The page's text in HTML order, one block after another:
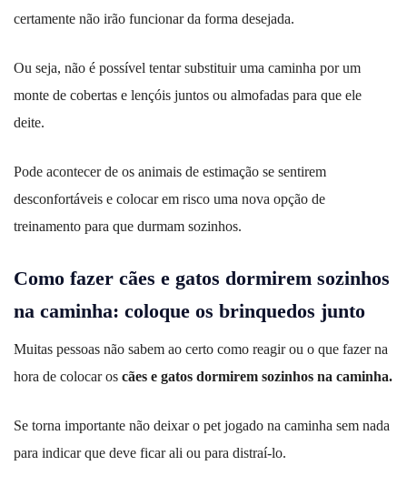
certamente não irão funcionar da forma desejada.
Ou seja, não é possível tentar substituir uma caminha por um
monte de cobertas e lençóis juntos ou almofadas para que ele
deite.
Pode acontecer de os animais de estimação se sentirem
desconfortáveis e colocar em risco uma nova opção de
treinamento para que durmam sozinhos.
Como fazer cães e gatos dormirem sozinhos
na caminha: coloque os brinquedos junto
Muitas pessoas não sabem ao certo como reagir ou o que fazer na
hora de colocar os cães e gatos dormirem sozinhos na caminha.
Se torna importante não deixar o pet jogado na caminha sem nada
para indicar que deve ficar ali ou para distraí-lo.